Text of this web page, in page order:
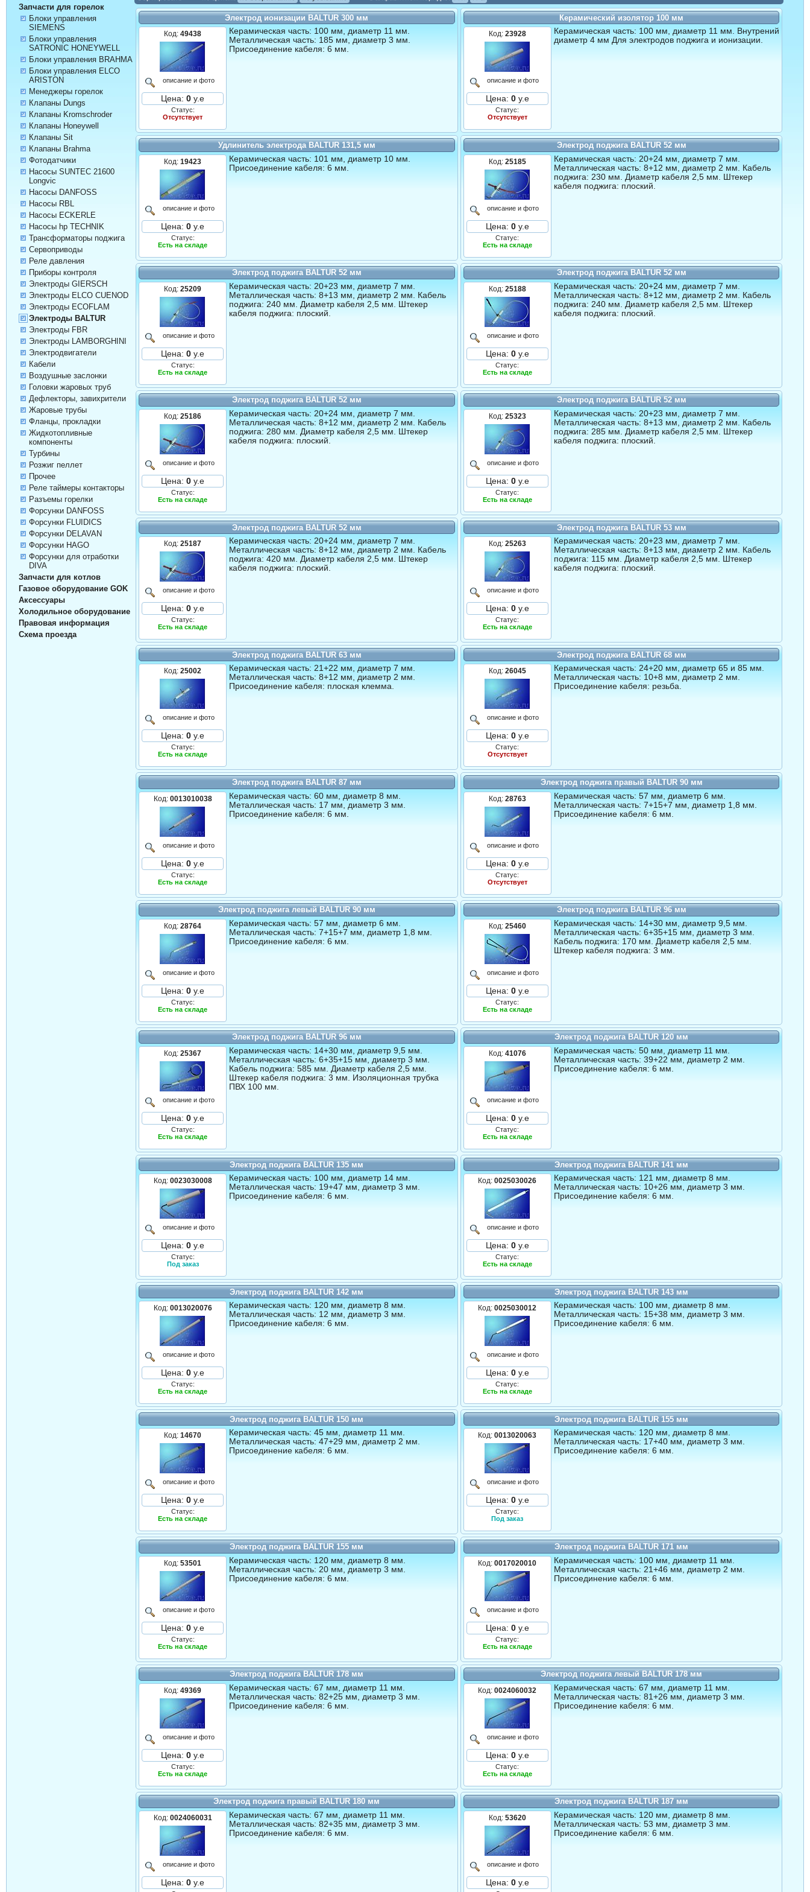
Запчасти для горелок
Блоки управления
SIEMENS
Блоки управления
SATRONIC HONEYWELL
Блоки управления BRAHMA
Блоки управления ELCO
ARISTON
Менеджеры горелок
Клапаны Dungs
Клапаны Kromschroder
Клапаны Honeywell
Клапаны Sit
Клапаны Brahma
Фотодатчики
Насосы SUNTEC 21600
Longvic
Насосы DANFOSS
Насосы RBL
Насосы ECKERLE
Насосы hp TECHNIK
Трансформаторы поджига
Сервоприводы
Реле давления
Приборы контроля
Электроды GIERSCH
Электроды ELCO CUENOD
Электроды ECOFLAM
Электроды BALTUR
Электроды FBR
Электроды LAMBORGHINI
Электродвигатели
Кабели
Воздушные заслонки
Головки жаровых труб
Дефлекторы, завихрители
Жаровые трубы
Фланцы, прокладки
Жидкотопливные
компоненты
Турбины
Розжиг пеллет
Прочее
Реле таймеры контакторы
Разъемы горелки
Форсунки DANFOSS
Форсунки FLUIDICS
Форсунки DELAVAN
Форсунки HAGO
Форсунки для отработки
DIVA
Запчасти для котлов
Газовое оборудование GOK
Аксессуары
Холодильное оборудование
Правовая информация
Схема проезда
Электрод ионизации BALTUR 300 мм
Код:49438
описание и фото
Цена: 0 у.е
Статус:
Отсутствует
Керамическая часть: 100 мм, диаметр 11 мм.
Металлическая часть: 185 мм, диаметр 3 мм.
Присоединение кабеля: 6 мм.
Керамический изолятор 100 мм
Код: 23928
описание и фото
Цена: 0 у.е
Статус:
Отсутствует
Керамическая часть: 100 мм, диаметр 11 мм. Внутрений
диаметр 4 мм Для электродов поджига и ионизации.
Удлинитель электрода BALTUR 131,5 мм
Код:19423
описание и фото
Цена: 0 у.е
Статус:
Есть на складе
Керамическая часть: 101 мм, диаметр 10 мм.
Присоединение кабеля: 6 мм.
Электрод поджига BALTUR 52 мм
Код: 25185
описание и фото
Цена: 0 у.е
Статус:
Есть на складе
Керамическая часть: 20+24 мм, диаметр 7 мм.
Металлическая часть: 8+12 мм, диаметр 2 мм. Кабель
поджига: 230 мм. Диаметр кабеля 2,5 мм. Штекер
кабеля поджига: плоский.
Электрод поджига BALTUR 52 мм
Код:25209
описание и фото
Цена: 0 у.е
Статус:
Есть на складе
Керамическая часть: 20+23 мм, диаметр 7 мм.
Металлическая часть: 8+13 мм, диаметр 2 мм. Кабель
поджига: 240 мм. Диаметр кабеля 2,5 мм. Штекер
кабеля поджига: плоский.
Электрод поджига BALTUR 52 мм
Код: 25188
описание и фото
Цена: 0 у.е
Статус:
Есть на складе
Керамическая часть: 20+24 мм, диаметр 7 мм.
Металлическая часть: 8+12 мм, диаметр 2 мм. Кабель
поджига: 240 мм. Диаметр кабеля 2,5 мм. Штекер
кабеля поджига: плоский.
Электрод поджига BALTUR 52 мм
Код:25186
описание и фото
Цена: 0 у.е
Статус:
Есть на складе
Керамическая часть: 20+24 мм, диаметр 7 мм.
Металлическая часть: 8+12 мм, диаметр 2 мм. Кабель
поджига: 280 мм. Диаметр кабеля 2,5 мм. Штекер
кабеля поджига: плоский.
Электрод поджига BALTUR 52 мм
Код: 25323
описание и фото
Цена: 0 у.е
Статус:
Есть на складе
Керамическая часть: 20+23 мм, диаметр 7 мм.
Металлическая часть: 8+13 мм, диаметр 2 мм. Кабель
поджига: 285 мм. Диаметр кабеля 2,5 мм. Штекер
кабеля поджига: плоский.
Электрод поджига BALTUR 52 мм
Код:25187
описание и фото
Цена: 0 у.е
Статус:
Есть на складе
Керамическая часть: 20+24 мм, диаметр 7 мм.
Металлическая часть: 8+12 мм, диаметр 2 мм. Кабель
поджига: 420 мм. Диаметр кабеля 2,5 мм. Штекер
кабеля поджига: плоский.
Электрод поджига BALTUR 53 мм
Код: 25263
описание и фото
Цена: 0 у.е
Статус:
Есть на складе
Керамическая часть: 20+23 мм, диаметр 7 мм.
Металлическая часть: 8+13 мм, диаметр 2 мм. Кабель
поджига: 115 мм. Диаметр кабеля 2,5 мм. Штекер
кабеля поджига: плоский.
Электрод поджига BALTUR 63 мм
Код:25002
описание и фото
Цена: 0 у.е
Статус:
Есть на складе
Керамическая часть: 21+22 мм, диаметр 7 мм.
Металлическая часть: 8+12 мм, диаметр 2 мм.
Присоединение кабеля: плоская клемма.
Электрод поджига BALTUR 68 мм
Код: 26045
описание и фото
Цена: 0 у.е
Статус:
Отсутствует
Керамическая часть: 24+20 мм, диаметр 65 и 85 мм.
Металлическая часть: 10+8 мм, диаметр 2 мм.
Присоединение кабеля: резьба.
Электрод поджига BALTUR 87 мм
Код: 0013010038
описание и фото
Цена: 0 у.е
Статус:
Есть на складе
Керамическая часть: 60 мм, диаметр 8 мм.
Металлическая часть: 17 мм, диаметр 3 мм.
Присоединение кабеля: 6 мм.
Электрод поджига правый BALTUR 90 мм
Код: 28763
описание и фото
Цена: 0 у.е
Статус:
Отсутствует
Керамическая часть: 57 мм, диаметр 6 мм.
Металлическая часть: 7+15+7 мм, диаметр 1,8 мм.
Присоединение кабеля: 6 мм.
Электрод поджига левый BALTUR 90 мм
Код:28764
описание и фото
Цена: 0 у.е
Статус:
Есть на складе
Керамическая часть: 57 мм, диаметр 6 мм.
Металлическая часть: 7+15+7 мм, диаметр 1,8 мм.
Присоединение кабеля: 6 мм.
Электрод поджига BALTUR 96 мм
Код: 25460
описание и фото
Цена: 0 у.е
Статус:
Есть на складе
Керамическая часть: 14+30 мм, диаметр 9,5 мм.
Металлическая часть: 6+35+15 мм, диаметр 3 мм.
Кабель поджига: 170 мм. Диаметр кабеля 2,5 мм.
Штекер кабеля поджига: 3 мм.
Электрод поджига BALTUR 96 мм
Код:25367
описание и фото
Цена: 0 у.е
Статус:
Есть на складе
Керамическая часть: 14+30 мм, диаметр 9,5 мм.
Металлическая часть: 6+35+15 мм, диаметр 3 мм.
Кабель поджига: 585 мм. Диаметр кабеля 2,5 мм.
Штекер кабеля поджига: 3 мм. Изоляционная трубка
ПВХ 100 мм.
Электрод поджига BALTUR 120 мм
Код: 41076
описание и фото
Цена: 0 у.е
Статус:
Есть на складе
Керамическая часть: 50 мм, диаметр 11 мм.
Металлическая часть: 39+22 мм, диаметр 2 мм.
Присоединение кабеля: 6 мм.
Электрод поджига BALTUR 135 мм
Код: 0023030008
описание и фото
Цена: 0 у.е
Статус:
Под заказ
Керамическая часть: 100 мм, диаметр 14 мм.
Металлическая часть: 19+47 мм, диаметр 3 мм.
Присоединение кабеля: 6 мм.
Электрод поджига BALTUR 141 мм
Код:0025030026
описание и фото
Цена: 0 у.е
Статус:
Есть на складе
Керамическая часть: 121 мм, диаметр 8 мм.
Металлическая часть: 10+26 мм, диаметр 3 мм.
Присоединение кабеля: 6 мм.
Электрод поджига BALTUR 142 мм
Код: 0013020076
описание и фото
Цена: 0 у.е
Статус:
Есть на складе
Керамическая часть: 120 мм, диаметр 8 мм.
Металлическая часть: 12 мм, диаметр 3 мм.
Присоединение кабеля: 6 мм.
Электрод поджига BALTUR 143 мм
Код:0025030012
описание и фото
Цена: 0 у.е
Статус:
Есть на складе
Керамическая часть: 100 мм, диаметр 8 мм.
Металлическая часть: 15+38 мм, диаметр 3 мм.
Присоединение кабеля: 6 мм.
Электрод поджига BALTUR 150 мм
Код:14670
описание и фото
Цена: 0 у.е
Статус:
Есть на складе
Керамическая часть: 45 мм, диаметр 11 мм.
Металлическая часть: 47+29 мм, диаметр 2 мм.
Присоединение кабеля: 6 мм.
Электрод поджига BALTUR 155 мм
Код:0013020063
описание и фото
Цена: 0 у.е
Статус:
Под заказ
Керамическая часть: 120 мм, диаметр 8 мм.
Металлическая часть: 17+40 мм, диаметр 3 мм.
Присоединение кабеля: 6 мм.
Электрод поджига BALTUR 155 мм
Код:53501
описание и фото
Цена: 0 у.е
Статус:
Есть на складе
Керамическая часть: 120 мм, диаметр 8 мм.
Металлическая часть: 20 мм, диаметр 3 мм.
Присоединение кабеля: 6 мм.
Электрод поджига BALTUR 171 мм
Код:0017020010
описание и фото
Цена: 0 у.е
Статус:
Есть на складе
Керамическая часть: 100 мм, диаметр 11 мм.
Металлическая часть: 21+46 мм, диаметр 2 мм.
Присоединение кабеля: 6 мм.
Электрод поджига BALTUR 178 мм
Код:49369
описание и фото
Цена: 0 у.е
Статус:
Есть на складе
Керамическая часть: 67 мм, диаметр 11 мм.
Металлическая часть: 82+25 мм, диаметр 3 мм.
Присоединение кабеля: 6 мм.
Электрод поджига левый BALTUR 178 мм
Код:0024060032
описание и фото
Цена: 0 у.е
Статус:
Есть на складе
Керамическая часть: 67 мм, диаметр 11 мм.
Металлическая часть: 81+26 мм, диаметр 3 мм.
Присоединение кабеля: 6 мм.
Электрод поджига правый BALTUR 180 мм
Код: 0024060031
описание и фото
Цена: 0 у.е
Керамическая часть: 67 мм, диаметр 11 мм.
Металлическая часть: 82+35 мм, диаметр 3 мм.
Присоединение кабеля: 6 мм.
Электрод поджига BALTUR 187 мм
Код: 53620
описание и фото
Цена: 0 у.е
Керамическая часть: 120 мм, диаметр 8 мм.
Металлическая часть: 53 мм, диаметр 3 мм.
Присоединение кабеля: 6 мм.